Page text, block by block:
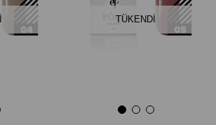
TÜKENDI